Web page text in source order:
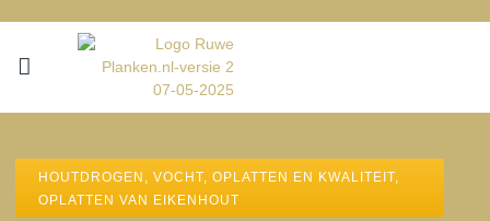
HOUTDROGEN, VOCHT, OPLATTEN EN KWALITEIT,
OPLATTEN VAN EIKENHOUT